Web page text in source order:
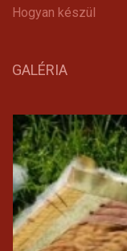
Hogyan készül
GALÉRIA